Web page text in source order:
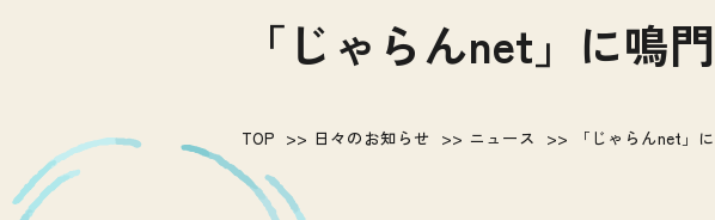
「じゃらんnet」に
TOP 日々のお知らせ ニュース 「じゃらんnet